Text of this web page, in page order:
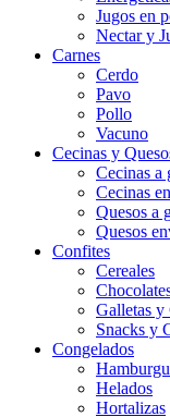
Jugos en
Nectar y
Carnes
Cerdo
Pavo
Pollo
Vacuno
Cecinas y
Cecinas a
Cecinas
Quesos a
Quesos
Confites
Cereales
Galletas y
Snacks y
Congelados
Helados
Hortalizas